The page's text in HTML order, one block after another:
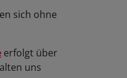
sich ohne
erfolgt über
uns